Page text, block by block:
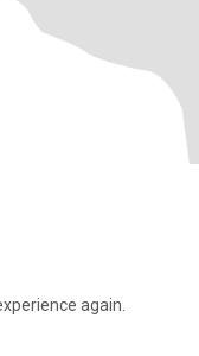
again.